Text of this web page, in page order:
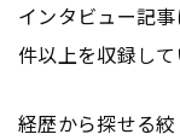
インタビュー記
件以上を収録して
経歴から探せる